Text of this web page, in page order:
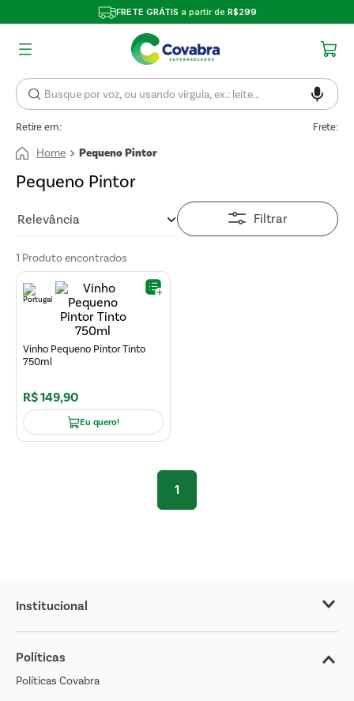
FRETE GRÁTIS a partir de R$299
Retire em: Frete:
Pequeno Pintor
Pequeno Pintor
Relevância Filtrar
1 Produto
Vinho Pequeno Pintor Tinto
750ml
R$149,90
Eu quero!
1
Institucional
Sobre o Covabra
Nossas Lojas
Cliente Bem Estar
Políticas
Políticas Covabra